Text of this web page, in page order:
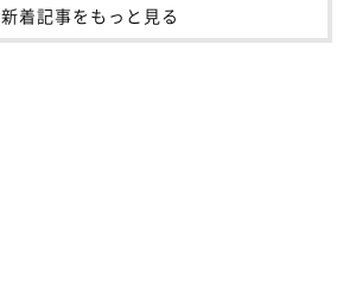
新着記事をもっと見る